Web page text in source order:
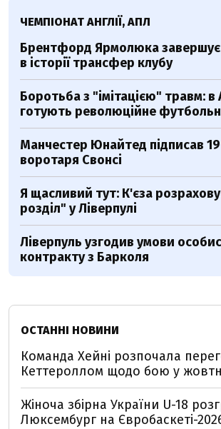
ЧЕМПІОНАТ АНГЛІЇ, АПЛ
Брентфорд Ярмолюка
в історії трансфер клубу
Боротьба з "імітацією" травм: в
готують революційне
Манчестер Юнайтед підписав
воротаря Свонсі
Я щасливий тут: К'єза
розділ" у Ліверпулі
Ліверпуль узгодив умови
контракту з Барколя
ОСТАННІ НОВИНИ
Команда Хейні розпочала
Кеттероллом щодо бою у
Жіноча збірна України U-18
Люксембург на Євробаскеті-